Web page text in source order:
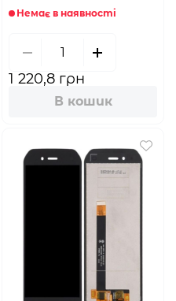
Немає в наявності
1 220,8 грн
В кошик